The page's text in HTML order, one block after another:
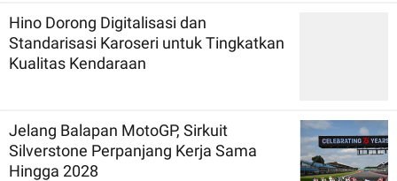
Hino Dorong Digitalisasi dan
Standarisasi Karoseri untuk Tingkatkan
Kualitas Kendaraan
Jelang Balapan MotoGP, Sirkuit
Silverstone Perpanjang Kerja Sama
Hingga 2028